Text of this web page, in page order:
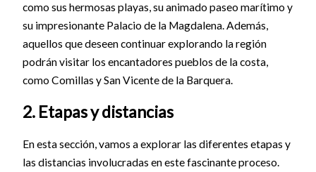
como sus hermosas playas, su animado paseo marítimo y
su impresionante Palacio de la Magdalena. Además,
aquellos que deseen continuar explorando la región
podrán visitar los encantadores pueblos de la costa,
como Comillas y San Vicente de la Barquera.
2. Etapas y distancias
En esta sección, vamos a explorar las diferentes etapas y
las distancias involucradas en este fascinante proceso.